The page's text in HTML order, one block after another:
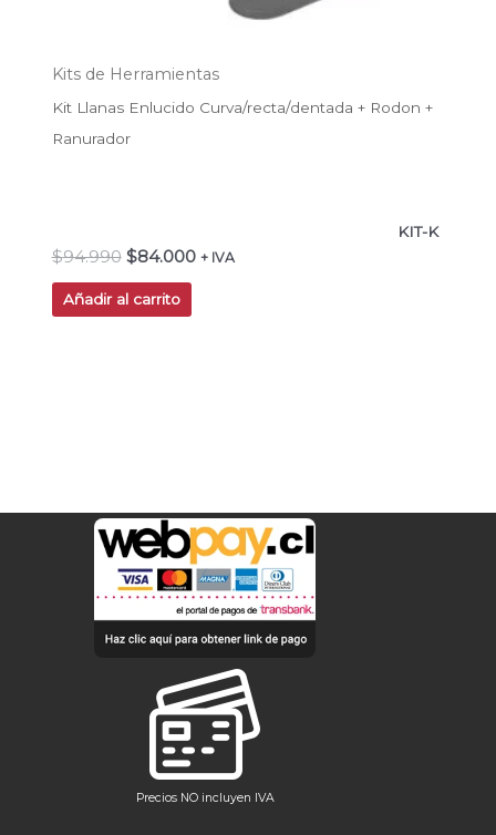
Kits de Herramientas
Kit Llanas Enlucido Curva/recta/dentada + Rodon +
Ranurador
KIT-K
$94.990 $84.000 + IVA
Añadir al carrito
Precios NO incluyen IVA